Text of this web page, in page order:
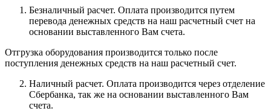
Безналичный расчет. Оплата производится путем
перевода денежных средств на наш расчетный счет на
основании выставленного Вам счета.
Отгрузка оборудования производится только после
поступления денежных средств на наш расчетный счет.
Наличный расчет. Оплата производится через отделение
Сбербанка, так же на основании выставленного Вам
счета.